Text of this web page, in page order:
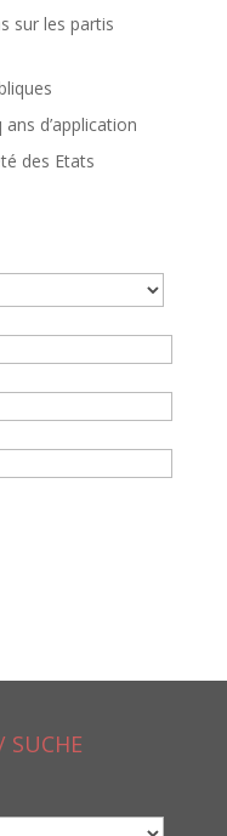
sur les partis
d’application
des Etats
SUCHE